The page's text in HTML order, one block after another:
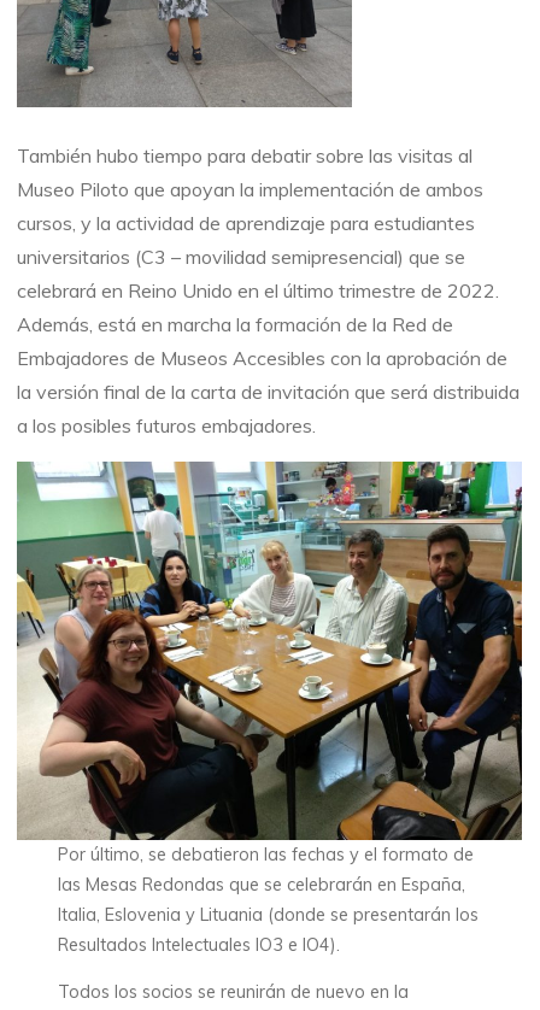
También hubo tiempo para debatir sobre las visitas al
Museo Piloto que apoyan la implementación de ambos
cursos, y la actividad de aprendizaje para estudiantes
universitarios (C3 – movilidad semipresencial) que se
celebrará en Reino Unido en el último trimestre de 2022.
Además, está en marcha la formación de la Red de
Embajadores de Museos Accesibles con la aprobación de
la versión final de la carta de invitación que será distribuida
a los posibles futuros embajadores.
Por último, se debatieron las fechas y el formato de
las Mesas Redondas que se celebrarán en España,
Italia, Eslovenia y Lituania (donde se presentarán los
Resultados Intelectuales IO3 e IO4).
Todos los socios se reunirán de nuevo en la